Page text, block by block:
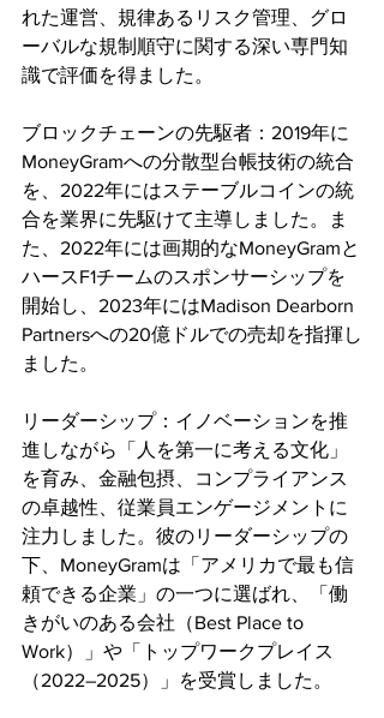
れた運営、規律あるリスク管理、グロ
ーバルな規制順守に関する深い専門知
識で評価を得ました。
ブロックチェーンの先駆者：2019年に
MoneyGramへの分散型台帳技術の統合
を、2022年にはステーブルコインの統
合を業界に先駆けて主導しました。ま
た、2022年には画期的なMoneyGramと
ハースF1チームのスポンサーシップを
開始し、2023年にはMadison Dearborn
Partnersへの20億ドルでの売却を指揮し
ました。
リーダーシップ：イノベーションを推
進しながら「人を第一に考える文化」
を育み、金融包摂、コンプライアンス
の卓越性、従業員エンゲージメントに
注力しました。彼のリーダーシップの
下、MoneyGramは「アメリカで最も信
頼できる企業」の一つに選ばれ、「働
きがいのある会社（Best Place to
Work）」や「トップワークプレイス
（2022–2025）」を受賞しました。